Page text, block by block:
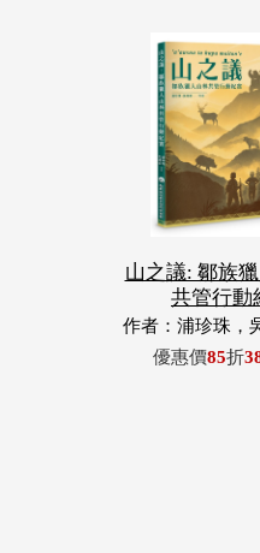
山之議: 鄒族
共管行動
作者：浦珍珠，
呂翊齊，張惠東
優惠價85折